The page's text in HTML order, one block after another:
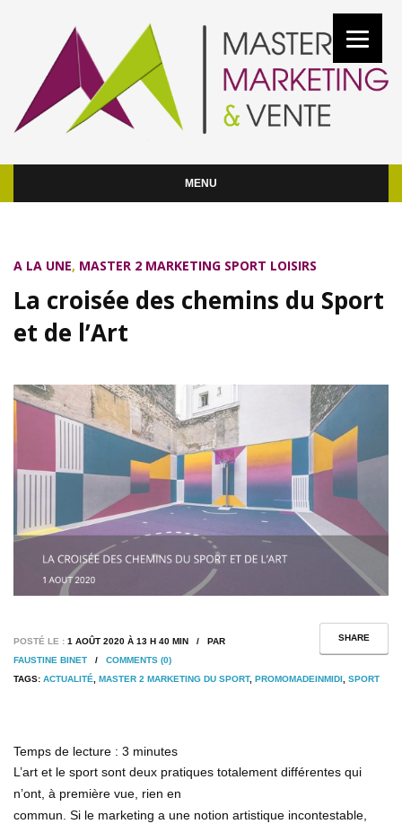
MENU
A LA UNE, MASTER 2 MARKETING SPORT LOISIRS
La croisée des chemins du Sport
et de l’Art
SHARE
POSTÉ LE : 1 AOÛT 2020 À 13 H 40 MIN / PAR
FAUSTINE BINET / COMMENTS (0)
TAGS: ACTUALITÉ MASTER 2 MARKETING DU SPORT, PROMOMADEINMIDI SPORT
Temps de lecture : 3 minutes
L’art et le sport sont deux pratiques totalement différentes qui
n’ont, à première vue, rien en
commun. Si le marketing a une notion artistique incontestable,